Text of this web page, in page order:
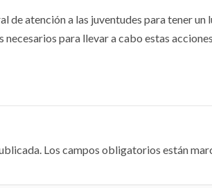
de atención a las juventudes para tener
para llevar a cabo estas
Los campos obligatorios están